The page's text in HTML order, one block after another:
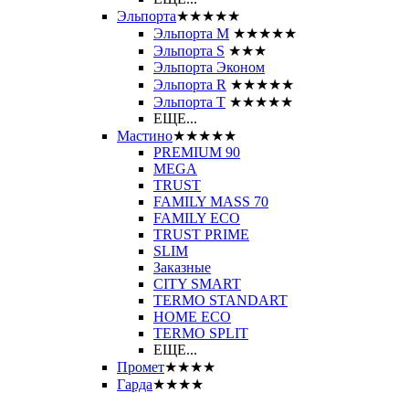
Эльпорта★★★★★
Эльпорта M ★★★★★
Эльпорта S ★★★
Эльпорта Эконом
Эльпорта R ★★★★★
Эльпорта Т ★★★★★
ЕЩЕ...
Мастино★★★★★
PREMIUM 90
MEGA
TRUST
FAMILY MASS 70
FAMILY ECO
TRUST PRIME
SLIM
Заказные
CITY SMART
TERMO STANDART
HOME ECO
ТЕRМО SPLIT
ЕЩЕ...
Промет★★★★
Гарда★★★★